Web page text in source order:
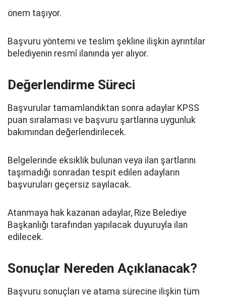
önem taşıyor.
Başvuru yöntemi ve teslim şekline ilişkin ayrıntılar
belediyenin resmî ilanında yer alıyor.
Değerlendirme Süreci
Başvurular tamamlandıktan sonra adaylar KPSS
puan sıralaması ve başvuru şartlarına uygunluk
bakımından değerlendirilecek.
Belgelerinde eksiklik bulunan veya ilan şartlarını
taşımadığı sonradan tespit edilen adayların
başvuruları geçersiz sayılacak.
Atanmaya hak kazanan adaylar, Rize Belediye
Başkanlığı tarafından yapılacak duyuruyla ilan
edilecek.
Sonuçlar Nereden Açıklanacak?
Başvuru sonuçları ve atama sürecine ilişkin tüm